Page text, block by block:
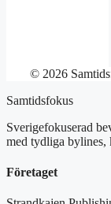
© 2026
Samtidsfokus
Sverigefokuserad
med tydliga bylines,
Företaget